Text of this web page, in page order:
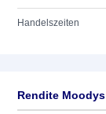
Handelszeiten
Rendite